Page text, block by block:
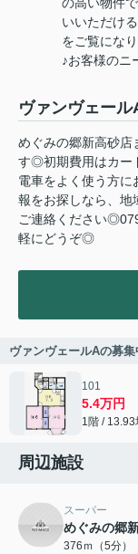
の高い物件
いいただけ
をご覧にな
♪お客様のニ
ヴァンヴェー
めぐみの郷新高砂
す◎初期費用はカー
電車をよく使う方
報をお探しなら、地
ご連絡ください
軽にどうぞ◎
ヴァンヴェールAの募
101
5.4万円
1階 /
周辺施設
スーパー
めぐみの郷
376ｍ（5分）